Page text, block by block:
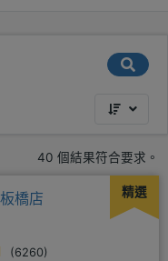
40 個結果符合要求。
精選
橋店
(6260)